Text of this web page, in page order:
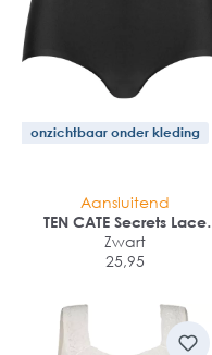
onzichtbaar onder kleding
Aansluitend
TEN CATE Secrets Lace
women high waist brief (1-
pack)
Zwart
25,95